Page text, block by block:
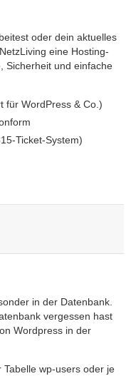
oder dein aktuelles
eine Hosting-
Sicherheit und einfache
für WordPress & Co.)
Ticket-System)
in der Datenbank.
vergessen hast
Wordpress in der
wp-users oder je